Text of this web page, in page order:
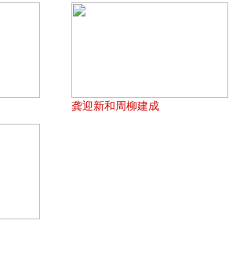
龚迎新和周柳建成